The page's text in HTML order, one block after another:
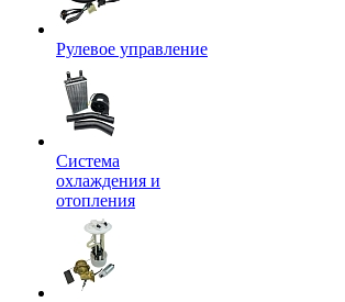
Рулевое управление
Система
охлаждения и
отопления